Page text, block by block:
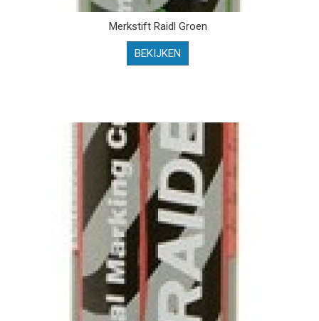
Merkstift Raidl Groen
BEKIJKEN